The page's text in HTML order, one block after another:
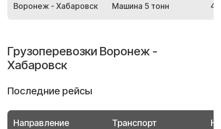
Воронеж - Хабаровск Машина 5 тонн
Грузоперевозки Воронеж -
Хабаровск
Последние рейсы
Направление Транспорт